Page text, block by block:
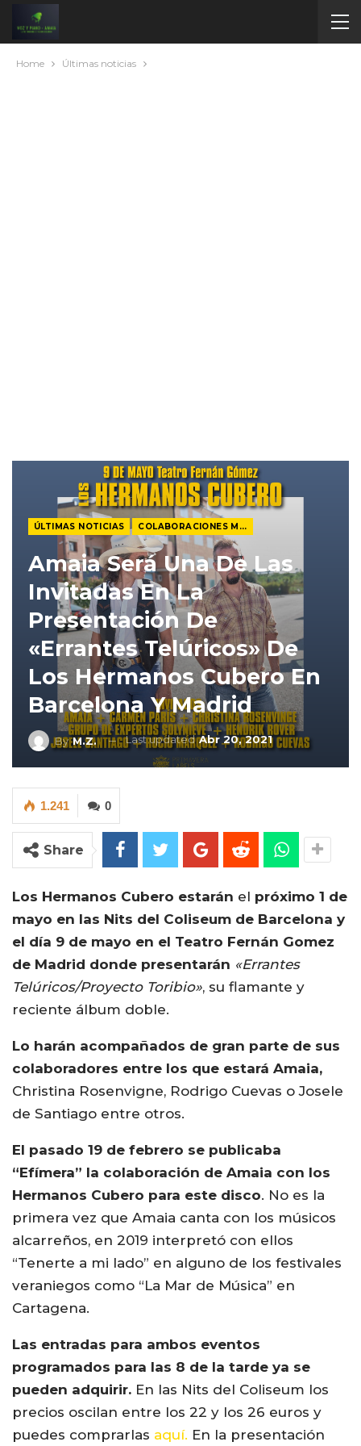
Home Últimas noticias
ÚLTIMAS NOTICIAS COLABORACIONES MUSICALES
Amaia Será Una De Las
Invitadas En La
Presentación De
«Errantes Telúricos» De
Los Hermanos Cubero En
Barcelona Y Madrid
ByM.Z. Last updatedAbr 20, 2021
0
1.241
Share
Los Hermanos Cubero estarán el próximo 1 de
mayo en las Nits del Coliseum de Barcelona y
el día 9 de mayo en el Teatro Fernán Gomez
de Madrid donde presentarán «Errantes
Telúricos/Proyecto Toribio», su flamante y
reciente álbum doble.
Lo harán acompañados de gran parte de sus
colaboradores entre los que estará Amaia,
Christina Rosenvigne, Rodrigo Cuevas o Josele
de Santiago entre otros.
El pasado 19 de febrero se publicaba
“Efímera” la colaboración de Amaia con los
Hermanos Cubero para este disco. No es la
primera vez que Amaia canta con los músicos
alcarreños, en 2019 interpretó con ellos
“Tenerte a mi lado” en alguno de los festivales
veraniegos como “La Mar de Música” en
Cartagena.
Las entradas para ambos eventos
programados para las 8 de la tarde ya se
pueden adquirir. En las Nits del Coliseum los
precios oscilan entre los 22 y los 26 euros y
puedes comprarlas aquí. En la presentación